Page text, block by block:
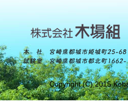
Copyright (C) 2015